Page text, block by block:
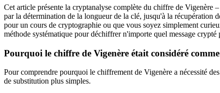
Cet article présente la cryptanalyse complète du chiffre de Vigenère
par la détermination de la longueur de la clé, jusqu'à la
pour un cours de cryptographie ou que vous soyez simplement
méthode systématique pour déchiffrer n'importe quel message crypté
Pourquoi le chiffre de Vigenère était considéré
Pour comprendre pourquoi le chiffrement de Vigenère a nécessité
de substitution plus simples.